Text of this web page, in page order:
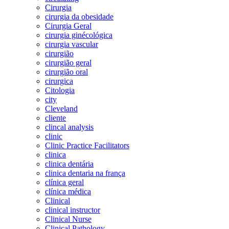
Cirurgia
cirurgia da obesidade
Cirurgia Geral
cirurgia ginécológica
cirurgia vascular
cirurgião
cirurgião geral
cirurgião oral
cirurgica
Citologia
city
Cleveland
cliente
clincal analysis
clinic
Clinic Practice Facilitators
clinica
clinica dentária
clinica dentaria na frança
clínica geral
clínica médica
Clinical
clinical instructor
Clinical Nurse